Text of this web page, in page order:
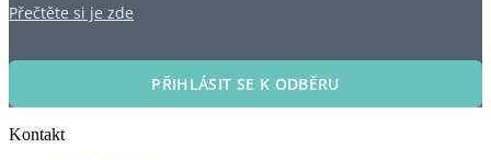
Přečtěte si je zde
PŘIHLÁSIT SE K ODBĚRU
Kontakt